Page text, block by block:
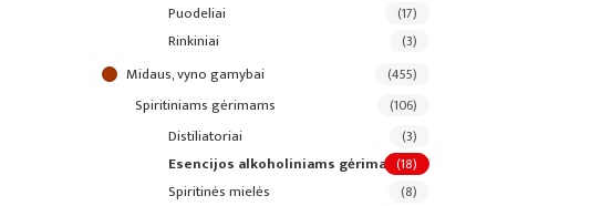
puodeliai (17)
rinkiniai (3)
midaus, vyno gamybai (455)
spiritiniams gėrimams (106)
distiliatoriai (3)
esencijos alkoholiniams gėrimams(18)
spiritinės mielės (8)